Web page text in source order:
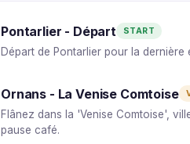
Pontarlier - Départ START
Départ de Pontarlier pour la
Ornans - La Venise Comtoise
Flânez dans la 'Venise Comtoise',
pause café.